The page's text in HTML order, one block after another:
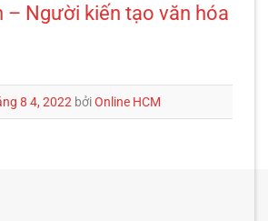
– Người kiến tạo văn hóa
8 4, 2022 bởiOnline HCM